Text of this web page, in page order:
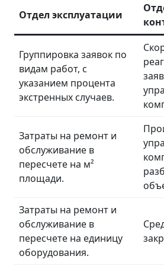
Отдел эксплуатации
Группировка заявок по
видам работ, с
указанием процента
экстренных случаев.
Затраты на ремонт и
обслуживание в
пересчете на м²
площади.
Затраты на ремонт и
обслуживание в
пересчете на единицу
оборудования.